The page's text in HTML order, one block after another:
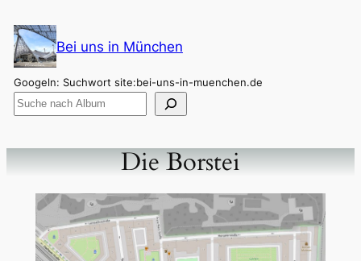
Inhalt
springen
Bei uns in München
Googeln: Suchwort site:bei-uns-in-muenchen.de
Die Borstei